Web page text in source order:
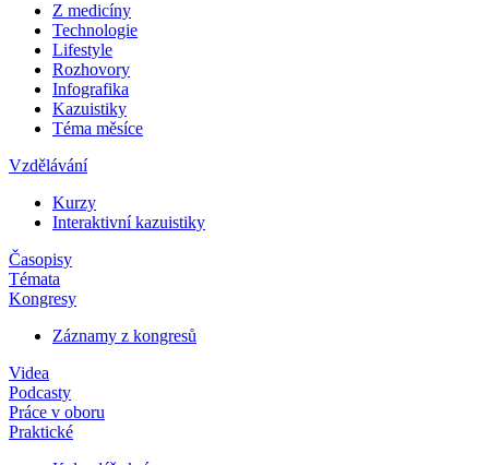
Z medicíny
Technologie
Lifestyle
Rozhovory
Infografika
Kazuistiky
Téma měsíce
Vzdělávání
Kurzy
Interaktivní kazuistiky
Časopisy
Témata
Kongresy
Záznamy z kongresů
Videa
Podcasty
Práce v oboru
Praktické